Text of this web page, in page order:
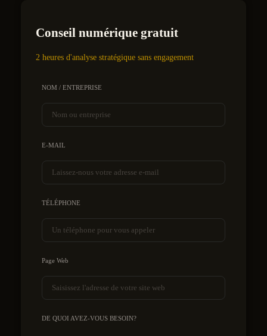
Conseil numérique gratuit
2 heures d'analyse stratégique sans engagement
NOM / ENTREPRISE
E-MAIL
TÉLÉPHONE
Page Web
DE QUOI AVEZ-VOUS BESOIN?